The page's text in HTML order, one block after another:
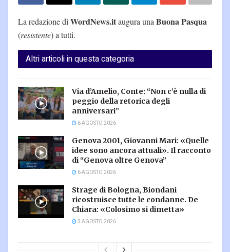
La redazione di WordNews.itaugura una Buona Pasqua
(resistente) a tutti.
Altri articoli in questa categoria
Via d’Amelio, Conte: “Non c’è nulla di
peggio della retorica degli
anniversari”
6 AGOSTO 2026
Genova 2001, Giovanni Mari: «Quelle
idee sono ancora attuali». Il racconto
di “Genova oltre Genova”
6 AGOSTO 2026
Strage di Bologna, Biondani
ricostruisce tutte le condanne. De
Chiara: «Colosimo si dimetta»
3 AGOSTO 2026